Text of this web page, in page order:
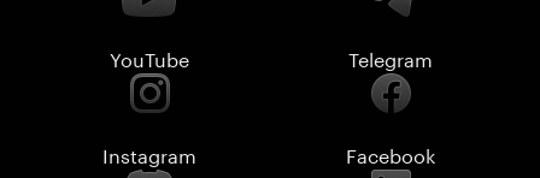
YouTube Telegram
Instagram Facebook